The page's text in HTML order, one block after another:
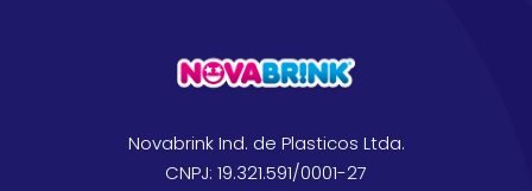
Novabrink Ind. de Plasticos Ltda.
CNPJ: 19.321.591/0001-27